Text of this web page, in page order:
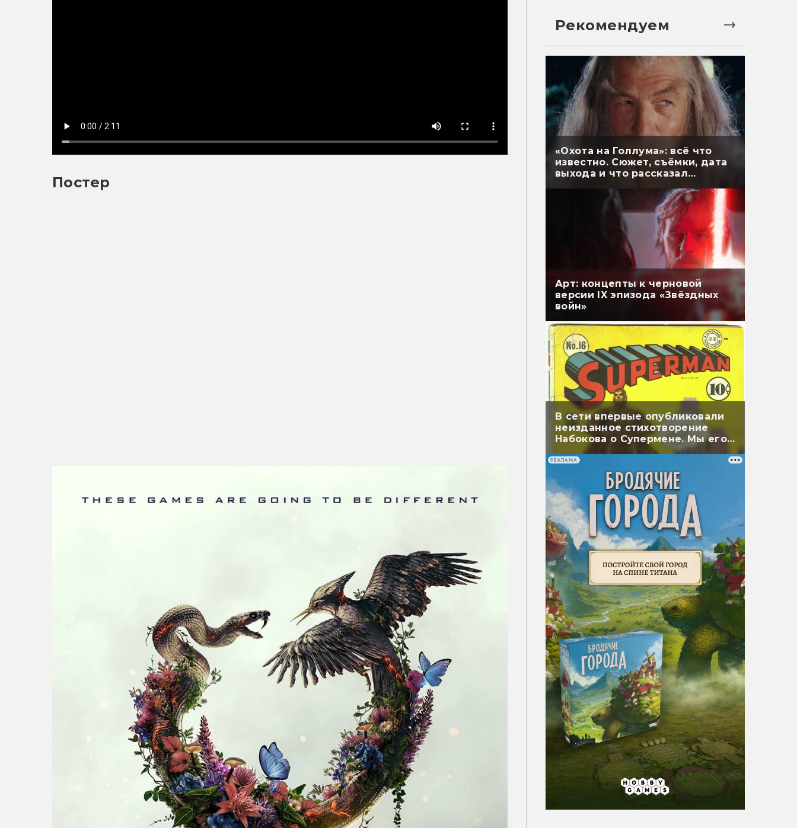
Постер
Рекомендуем
«Охота на Голлума»: всё что
известно. Сюжет, съёмки, дата
выхода и что рассказал
Арт: концепты к черновой
версии IX эпизода «Звёздных
войн»
В сети впервые опубликовали
неизданное стихотворение
Набокова о Супермене. Мы его
перевели
РЕКЛАМА